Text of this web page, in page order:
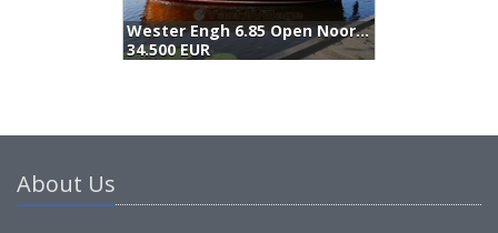
Wester Engh 6.85 Open Noorden (2003)
34.500 EUR
About Us